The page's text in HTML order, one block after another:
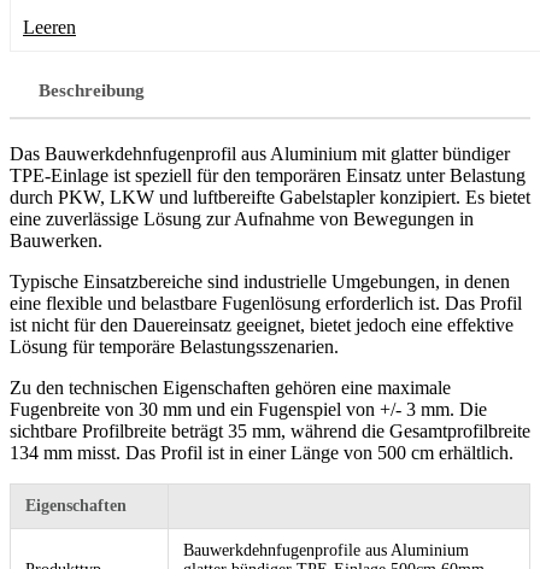
Leeren
Beschreibung
Das Bauwerkdehnfugenprofil aus Aluminium mit glatter bündiger
TPE-Einlage ist speziell für den temporären Einsatz unter Belastung
durch PKW, LKW und luftbereifte Gabelstapler konzipiert. Es bietet
eine zuverlässige Lösung zur Aufnahme von Bewegungen in
Bauwerken.
Typische Einsatzbereiche sind industrielle Umgebungen, in denen
eine flexible und belastbare Fugenlösung erforderlich ist. Das Profil
ist nicht für den Dauereinsatz geeignet, bietet jedoch eine effektive
Lösung für temporäre Belastungsszenarien.
Zu den technischen Eigenschaften gehören eine maximale
Fugenbreite von 30 mm und ein Fugenspiel von +/- 3 mm. Die
sichtbare Profilbreite beträgt 35 mm, während die Gesamtprofilbreite
134 mm misst. Das Profil ist in einer Länge von 500 cm erhältlich.
Eigenschaften
Bauwerkdehnfugenprofile aus Aluminium